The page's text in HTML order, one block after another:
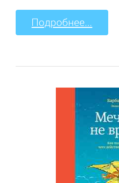
Подробнее...